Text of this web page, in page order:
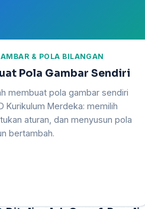
& POLA BILANGAN
Pola Gambar Sendiri
membuat pola gambar sendiri
Kurikulum Merdeka: memilih
aturan, dan menyusun pola
bertambah.